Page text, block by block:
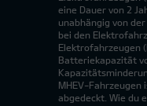
eine Dauer von 2
unabhängig von
bei den
Elektrofahrzeugen
Batteriekapazität
MHEV-Fahrzeugen
abgedeckt. Wie du